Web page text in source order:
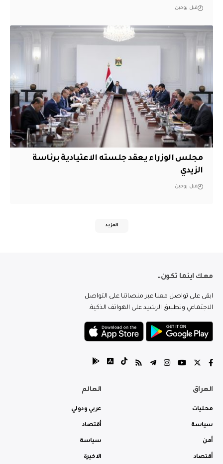
قبل يومين
مجلس الوزراء يعقد جلسته الاعتيادية برئاسة
الزيدي
قبل يومين
المزيد
معك اينما تكون..
ابقى على تواصل معنا عبر منصاتنا على التواصل
الاجتماعي وتطبيق الرشيد على الهواتف الذكية.
العراق
محليات
سياسة
أمن
أقتصاد
العالم
عربي ودولي
أقتصاد
سياسة
الاخيرة